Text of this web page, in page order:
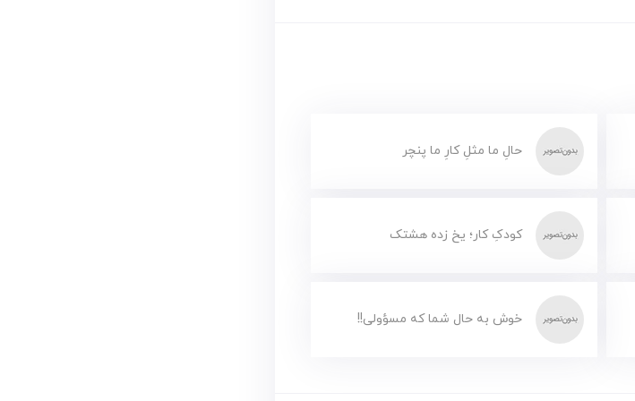
حالِ ما مثلِ کارِ ما پنچر
کودکِ کار؛ یخ زده هشتک
خوش به حال شما که مسؤولی!!